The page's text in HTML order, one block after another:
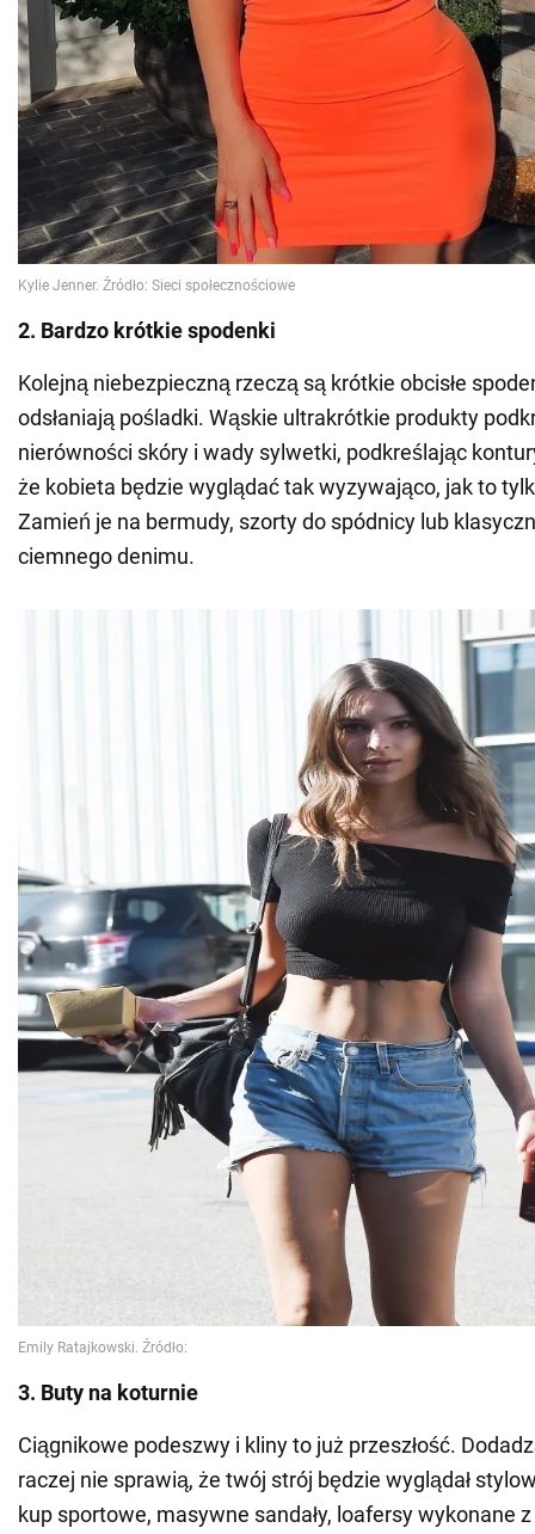
2. Bardzo krótkie spodenki
Kolejną niebezpieczną rzeczą są krótkie obcisłe
odsłaniają pośladki. Wąskie ultrakrótkie produkty
nierówności skóry i wady sylwetki, podkreślając
że kobieta będzie wyglądać tak wyzywająco, jak to
Zamień je na bermudy, szorty do spódnicy lub
ciemnego denimu.
3. Buty na koturnie
Ciągnikowe podeszwy i kliny to już przeszłość.
raczej nie sprawią, że twój strój będzie wyglądał
kup sportowe, masywne sandały, loafersy wykonane